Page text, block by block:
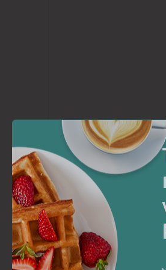
Du kan gå ombord i
som du i netop denne
Blandt disse er GRØD –
siden er buldret frem
GRØD er noget helt for
GRØD har brugt mange